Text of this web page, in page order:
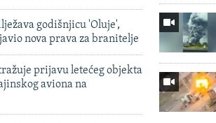
godišnjicu 'Oluje',
nova prava za branitelje
prijavu letećeg objekta
aviona na